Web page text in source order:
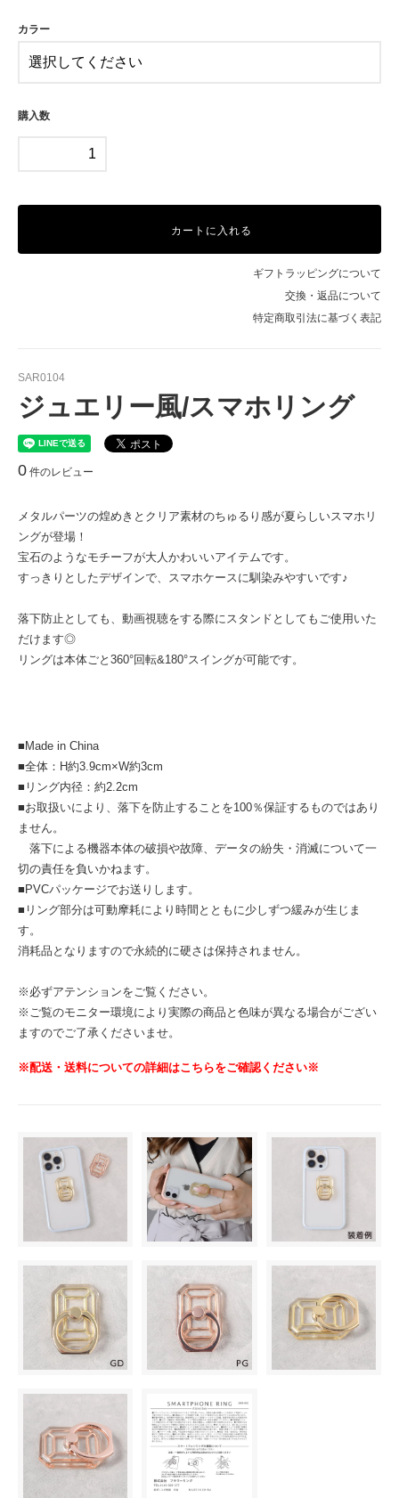
カラー
購入数
カートに入れる
ギフトラッピングについて
交換・返品について
特定商取引法に基づく表記
SAR0104
ジュエリー風/スマホリング
0 件のレビュー
メタルパーツの煌めきとクリア素材のちゅるり感が夏らしいスマホリ
ングが登場！
宝石のようなモチーフが大人かわいいアイテムです。
すっきりとしたデザインで、スマホケースに馴染みやすいです♪
落下防止としても、動画視聴をする際にスタンドとしてもご使用いた
だけます◎
リングは本体ごと360°回転&180°スイングが可能です。
■Made in China
■全体：H約3.9cm×W約3cm
■リング内径：約2.2cm
■お取扱いにより、落下を防止することを100％保証するものではあり
ません。
落下による機器本体の破損や故障、データの紛失・消滅について一
切の責任を負いかねます。
■PVCパッケージでお送りします。
■リング部分は可動摩耗により時間とともに少しずつ緩みが生じま
す。
消耗品となりますので永続的に硬さは保持されません。
※必ずアテンションをご覧ください。
※ご覧のモニター環境により実際の商品と色味が異なる場合がござい
ますのでご了承くださいませ。
※配送・送料についての詳細はこちらをご確認ください※